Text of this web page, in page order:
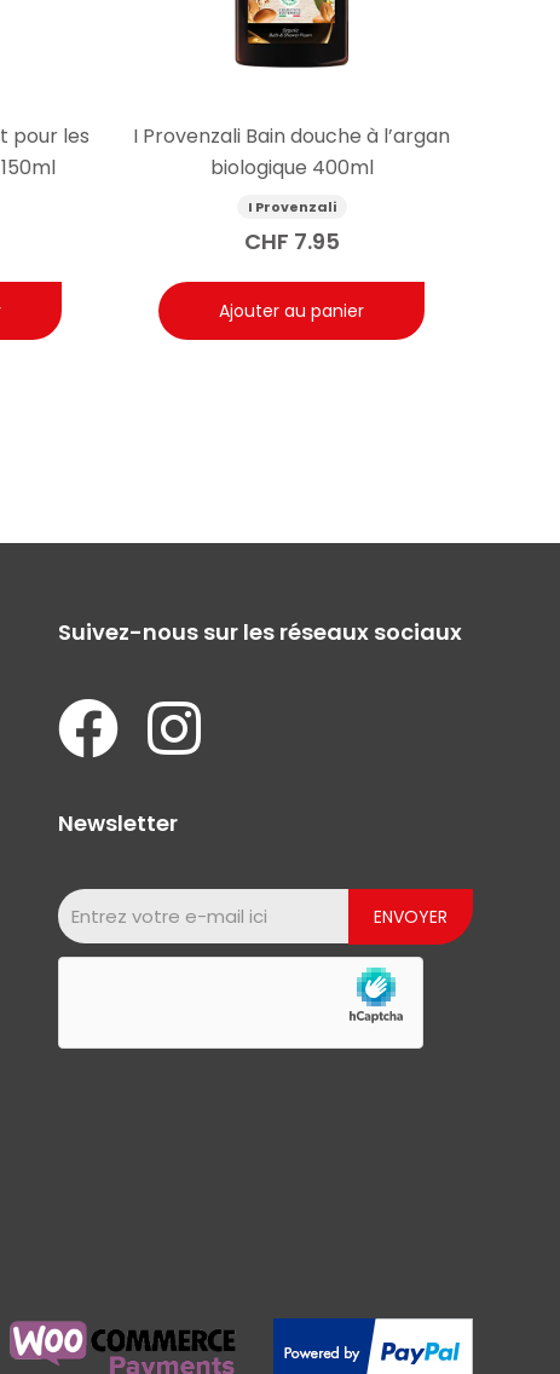
pour les
I Provenzali Bain douche à l’argan
biologique 400ml
I Provenzali
CHF 7.95
Ajouter au panier
Suivez-nous sur les réseaux sociaux
Newsletter